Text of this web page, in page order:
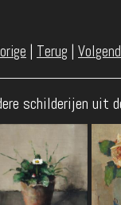
| Terug |
schilderijen uit